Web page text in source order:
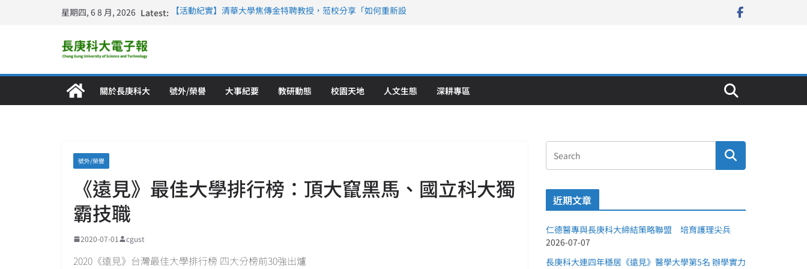
星期四, 6 8 月, 2026 Latest:
【活動紀實】清華大學焦傳金特聘教授，蒞校分享「如何重新設
長庚科大護理系勇奪2026羅馬尼亞歐洲盃國際發明展雙金牌暨雙
特別獎 AI智慧照護與護理教育創新獲國際肯定
關於長庚科大 號外/榮譽 大事紀要 教研動態 校園天地 人文生態 深耕專區
號外/榮譽
《遠見》最佳大學排行榜：頂大竄黑馬、國立科大獨
霸技職
2020-07-01 cgust
2020《遠見》台灣最佳大學排行榜 四大分榜前30強出爐
近期文章
仁德醫專與長庚科大締結策略聯盟 培育護理尖兵
2026-07-07
長庚科大連四年穩居《遠見》醫學大學第5名 辦學實力